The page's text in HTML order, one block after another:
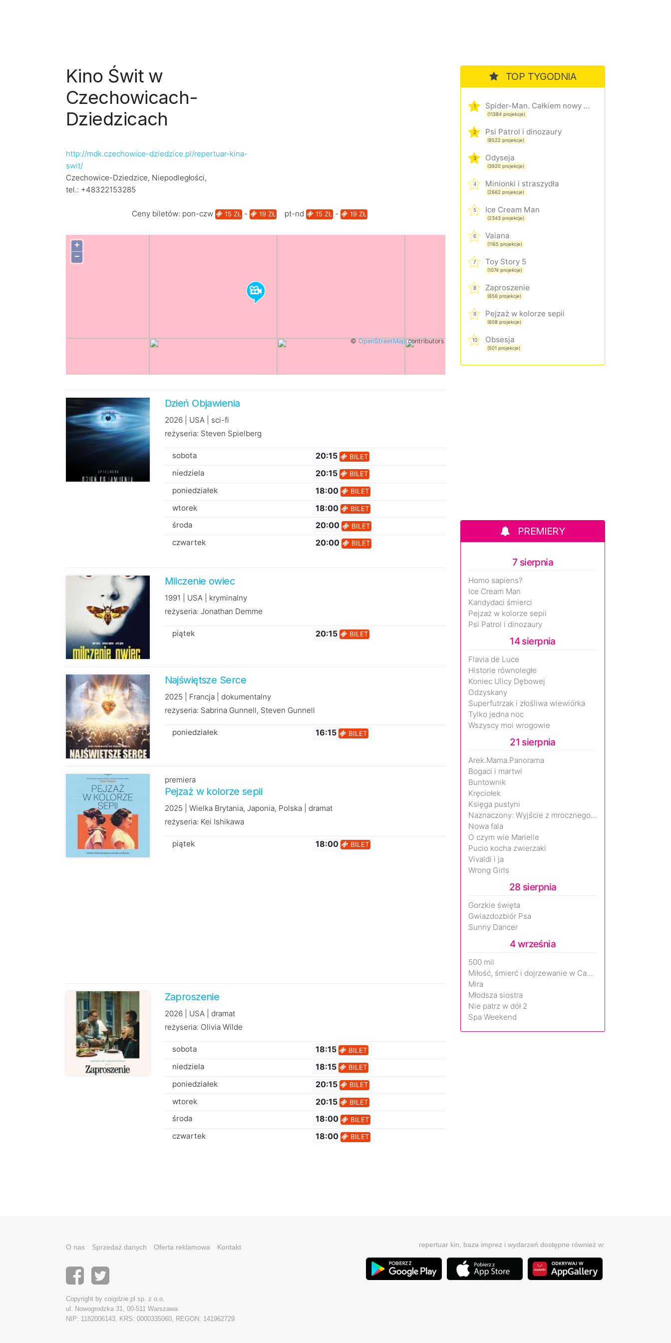
Kino Świt w
Czechowicach-
Dziedzicach
http://mdk.czechowice-dziedzice.pl/repertuar-kina-
swit/
Czechowice-Dziedzice, Niepodległości,
tel.: +48322153285
Ceny biletów: pon-czw 15 ZŁ- 19 ZŁpt-nd 15 ZŁ- 19 ZŁ
+
−
©OpenStreetMapcontributors
Dzień Objawienia
2026 | USA | sci-fi
reżyseria: Steven Spielberg
sobota 20:15 BILET
niedziela 20:15 BILET
poniedziałek 18:00 BILET
wtorek 18:00 BILET
środa 20:00 BILET
czwartek 20:00 BILET
Milczenie owiec
1991 | USA | kryminalny
reżyseria: Jonathan Demme
piątek 20:15 BILET
Najświętsze Serce
2025 | Francja | dokumentalny
reżyseria: Sabrina Gunnell, Steven Gunnell
poniedziałek 16:15 BILET
premiera
Pejzaż w kolorze sepii
2025 | Wielka Brytania, Japonia, Polska | dramat
reżyseria: Kei Ishikawa
piątek 18:00 BILET
Zaproszenie
2026 | USA | dramat
reżyseria: Olivia Wilde
sobota 18:15 BILET
niedziela 18:15 BILET
poniedziałek 20:15 BILET
wtorek 20:15 BILET
środa 18:00 BILET
czwartek 18:00 BILET
TOP TYGODNIA
1 Spider-Man. Całkiem nowy dzień
(11384 projekcje)
2 Psi Patrol i dinozaury
(8522 projekcje)
3 Odyseja
(3920 projekcje)
4 Minionki i straszydła
(2662 projekcje)
5 Ice Cream Man
(2343 projekcje)
6 Vaiana
(1165 projekcje)
7 Toy Story 5
(1074 projekcje)
8 Zaproszenie
(656 projekcje)
9 Pejzaż w kolorze sepii
(608 projekcje)
10 Obsesja
(501 projekcje)
PREMIERY
7 sierpnia
Homo sapiens?
Ice Cream Man
Kandydaci śmierci
Pejzaż w kolorze sepii
Psi Patrol i dinozaury
14 sierpnia
Flavia de Luce
Historie równoległe
Koniec Ulicy Dębowej
Odzyskany
Superfutrzak i złośliwa wiewiórka
Tylko jedna noc
Wszyscy moi wrogowie
21 sierpnia
Arek.Mama.Panorama
Bogaci i martwi
Buntownik
Kręciołek
Księga pustyni
Naznaczony: Wyjście z mrocznego wymiaru
Nowa fala
O czym wie Marielle
Pucio kocha zwierzaki
Vivaldi i ja
Wrong Girls
28 sierpnia
Gorzkie święta
Gwiazdozbiór Psa
Sunny Dancer
4 września
500 mil
Miłość, śmierć i dojrzewanie w Camp Miasma
Mira
Młodsza siostra
Nie patrz w dół 2
Spa Weekend
O nas Sprzedaż danych Oferta reklamowa Kontakt
Copyright by coigdzie.pl sp. z o.o.
ul. Nowogrodzka 31, 00-511 Warszawa
NIP: 1182006143, KRS: 0000335060, REGON: 141962729
repertuar kin, baza imprez i wydarzeń dostępne również w: